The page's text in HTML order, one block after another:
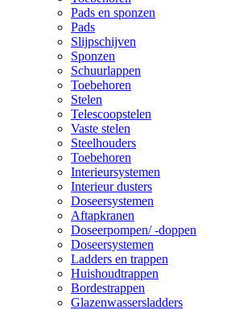
Pads en sponzen
Pads
Slijpschijven
Sponzen
Schuurlappen
Toebehoren
Stelen
Telescoopstelen
Vaste stelen
Steelhouders
Toebehoren
Interieursystemen
Interieur dusters
Doseersystemen
Aftapkranen
Doseerpompen/ -doppen
Doseersystemen
Ladders en trappen
Huishoudtrappen
Bordestrappen
Glazenwassersladders